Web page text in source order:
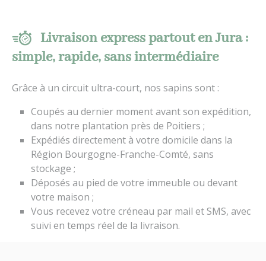
Livraison express partout en Jura :
simple, rapide, sans intermédiaire
Grâce à un circuit ultra-court, nos sapins sont :
Coupés au dernier moment avant son expédition,
dans notre plantation près de Poitiers ;
Expédiés directement à votre domicile dans la
Région Bourgogne-Franche-Comté, sans
stockage ;
Déposés au pied de votre immeuble ou devant
votre maison ;
Vous recevez votre créneau par mail et SMS, avec
suivi en temps réel de la livraison.